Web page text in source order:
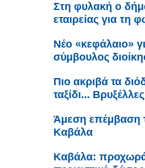
Στη φυλακή ο
εταιρείας για τη
Νέο «κεφάλαιο»
σύμβουλος
Πιο ακριβά τα
ταξίδι...
Άμεση επέμβαση
Καβάλα
Καβάλα: